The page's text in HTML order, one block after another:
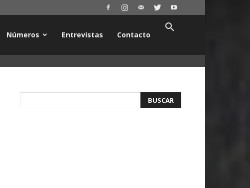
Números Entrevistas Contacto